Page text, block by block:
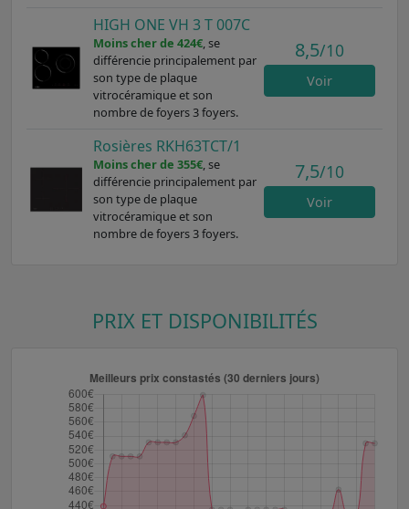
HIGH ONE VH 3 T 007C
Moins cher de 424€, se
différencie principalement par
son type de plaque
vitrocéramique et son
nombre de foyers 3 foyers.
8,5/10
Voir
Rosières RKH63TCT/1
Moins cher de 355€, se
différencie principalement par
son type de plaque
vitrocéramique et son
nombre de foyers 3 foyers.
7,5/10
Voir
PRIX ET DISPONIBILITÉS